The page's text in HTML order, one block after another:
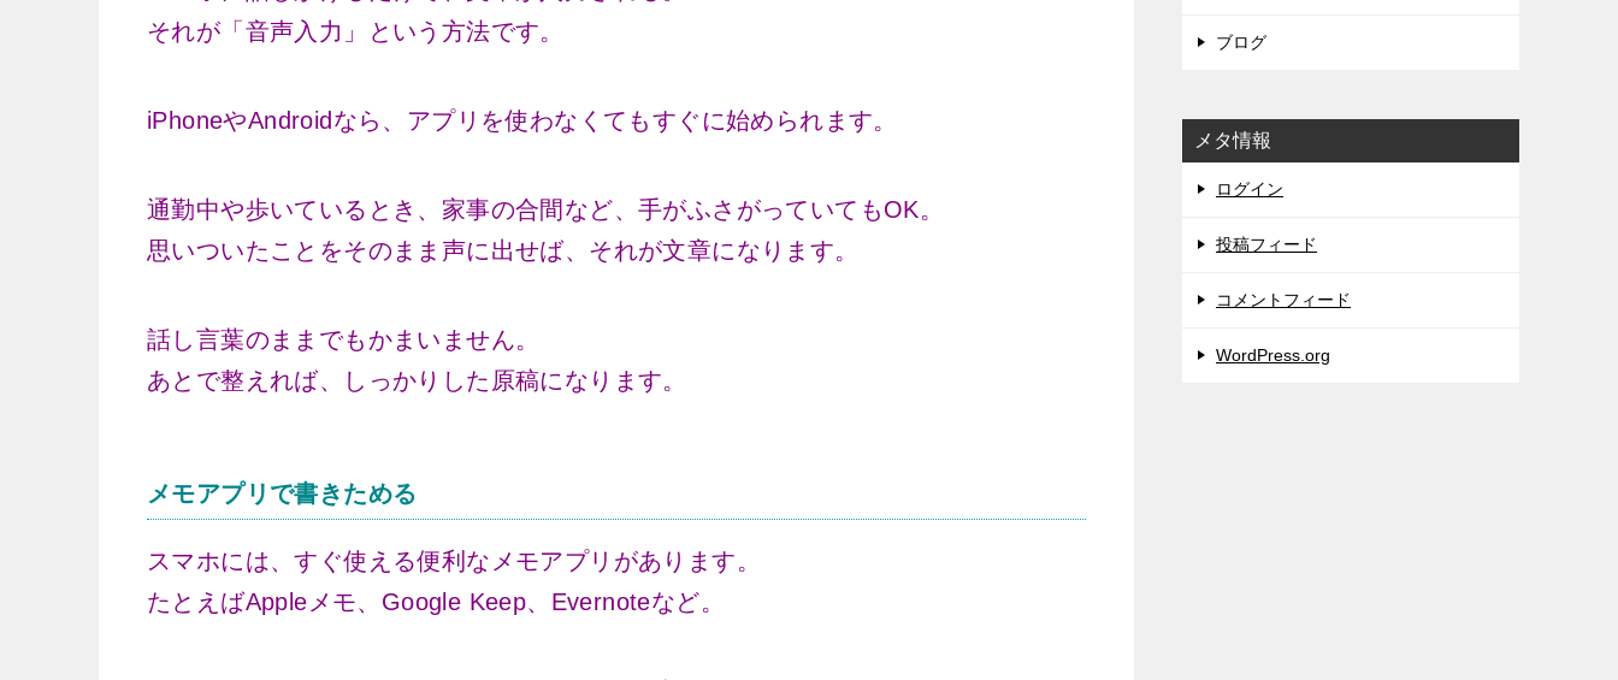
それが「音声入力」という方法です。
iPhoneやAndroidなら、アプリを使わなくてもすぐに始められます。
通勤中や歩いているとき、家事の合間など、手がふさがっていてもOK。
思いついたことをそのまま声に出せば、それが文章になります。
話し言葉のままでもかまいません。
あとで整えれば、しっかりした原稿になります。
メモアプリで書きためる
スマホには、すぐ使える便利なメモアプリがあります。
たとえばAppleメモ、Google Keep、Evernoteなど。
ブログ
メタ情報
ログイン
投稿フィード
コメントフィード
WordPress.org